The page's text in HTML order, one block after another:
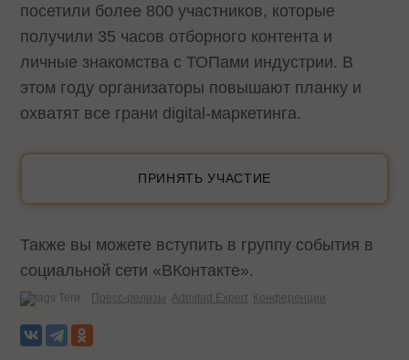
посетили более 800 участников, которые
получили 35 часов отборного контента и
личные знакомства с ТОПами индустрии. В
этом году организаторы повышают планку и
охватят все грани digital-маркетинга.
ПРИНЯТЬ УЧАСТИЕ
Также вы можете вступить в группу события в
социальной сети «ВКонтакте».
Теги: Пресс-релизы Admitad Expert Конференции